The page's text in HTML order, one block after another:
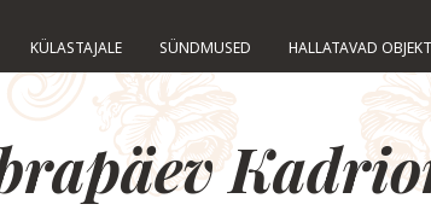
KÜLASTAJALE SÜNDMUSED HALLATAVAD